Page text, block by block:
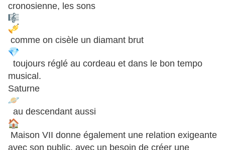
cronosienne, les sons
comme on cisèle un diamant brut
toujours réglé au cordeau et dans le bon tempo
musical.
Saturne
au descendant aussi
Maison VII donne également une relation exigeante
avec son public, avec un besoin de créer une